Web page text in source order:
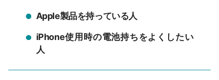
Apple製品を持っている人
iPhone使用時の電池持ちをよくしたい
人